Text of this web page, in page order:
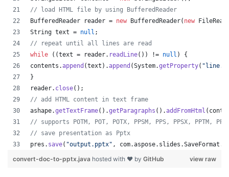
// load HTML file by using BufferedReader
BufferedReader
reader = new BufferedReader( new
String text = null ;
// repeat until all lines are read
while ((text = reader. readLine()) != null ) {
contents .append (text ).append (System.getProperty(
}
reader. close();
// add HTML content in text frame
ashape.getTextFrame().getParagraphs ().addFromHtml (
// supports POTM, POT, POTX, PPSM, PPS, PPSX, PPTM,
// save presentation as Pptx
pres . save( "output.pptx" , com.aspose. slides .SaveFormat .
view raw
convert-doc-to-pptx.java hosted with ❤ by GitHub